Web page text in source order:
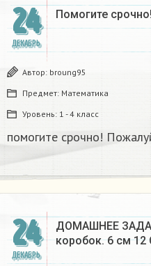
24
ДЕКАБРЬ
Помогите
Автор: broung95
Предмет: Математика
Уровень: 1 - 4 класс
помогите срочно!
24
ДЕКАБРЬ
ДОМАШНЕЕ
коробок. 6 см 12